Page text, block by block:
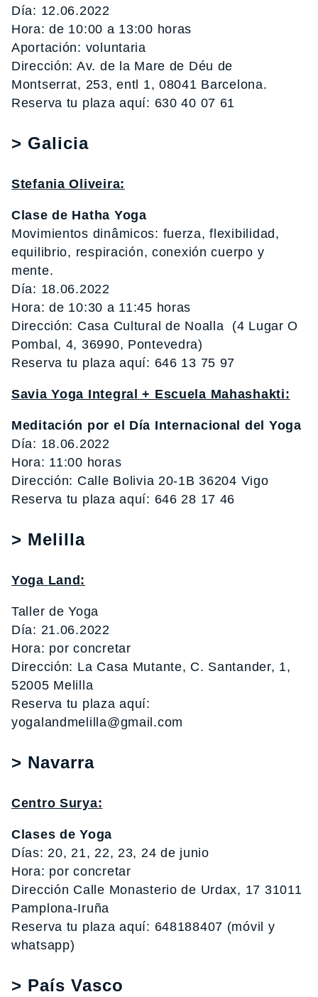
Día: 12.06.2022
Hora: de 10:00 a 13:00 horas
Aportación: voluntaria
Dirección: Av. de la Mare de Déu de
Montserrat, 253, entl 1, 08041 Barcelona.
Reserva tu plaza aquí: 630 40 07 61
> Galicia
Stefania Oliveira:
Clase de Hatha Yoga
Movimientos dinâmicos: fuerza, flexibilidad,
equilibrio, respiración, conexión cuerpo y
mente.
Día: 18.06.2022
Hora: de 10:30 a 11:45 horas
Dirección: Casa Cultural de Noalla (4 Lugar O
Pombal, 4, 36990, Pontevedra)
Reserva tu plaza aquí: 646 13 75 97
Savia Yoga Integral + Escuela Mahashakti:
Meditación por el Día Internacional del Yoga
Día: 18.06.2022
Hora: 11:00 horas
Dirección: Calle Bolivia 20-1B 36204 Vigo
Reserva tu plaza aquí: 646 28 17 46
> Melilla
Yoga Land:
Taller de Yoga
Día: 21.06.2022
Hora: por concretar
Dirección: La Casa Mutante, C. Santander, 1,
52005 Melilla
Reserva tu plaza aquí:
yogalandmelilla@gmail.com
> Navarra
Centro Surya:
Clases de Yoga
Días: 20, 21, 22, 23, 24 de junio
Hora: por concretar
Dirección Calle Monasterio de Urdax, 17 31011
Pamplona-Iruña
Reserva tu plaza aquí: 648188407 (móvil y
whatsapp)
> País Vasco